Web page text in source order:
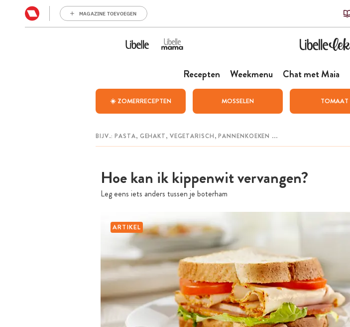
MAGAZINE TOEVOEGEN
Recepten Weekmenu Chat met Maia
☀️ ZOMERRECEPTEN MOSSELEN TOMAAT
Hoe kan ik kippenwit vervangen?
Leg eens iets anders tussen je boterham
ARTIKEL